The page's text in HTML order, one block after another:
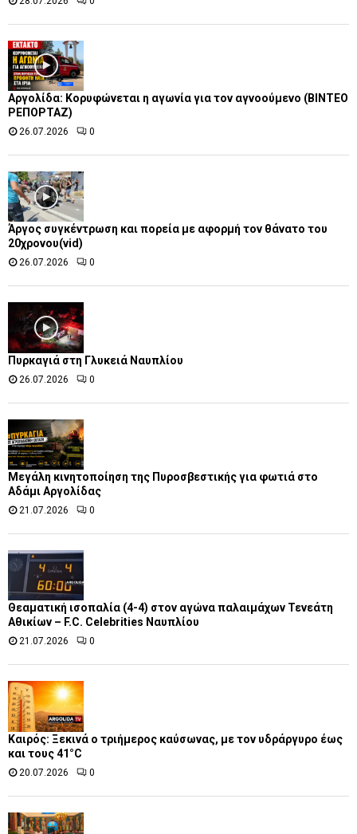
Αργολίδα: Κορυφώνεται η αγωνία για τον αγνοούμενο (ΒΙΝΤΕΟ
ΡΕΠΟΡΤΑΖ)
26.07.2026 0
Άργος συγκέντρωση και πορεία με αφορμή τον θάνατο του
20χρονου(vid)
26.07.2026 0
Πυρκαγιά στη Γλυκειά Ναυπλίου
26.07.2026 0
Μεγάλη κινητοποίηση της Πυροσβεστικής για φωτιά στο
Αδάμι Αργολίδας
21.07.2026 0
Θεαματική ισοπαλία (4-4) στον αγώνα παλαιμάχων Τενεάτη
Αθικίων – F.C. Celebrities Ναυπλίου
21.07.2026 0
Καιρός: Ξεκινά ο τριήμερος καύσωνας, με τον υδράργυρο έως
και τους 41°C
20.07.2026 0